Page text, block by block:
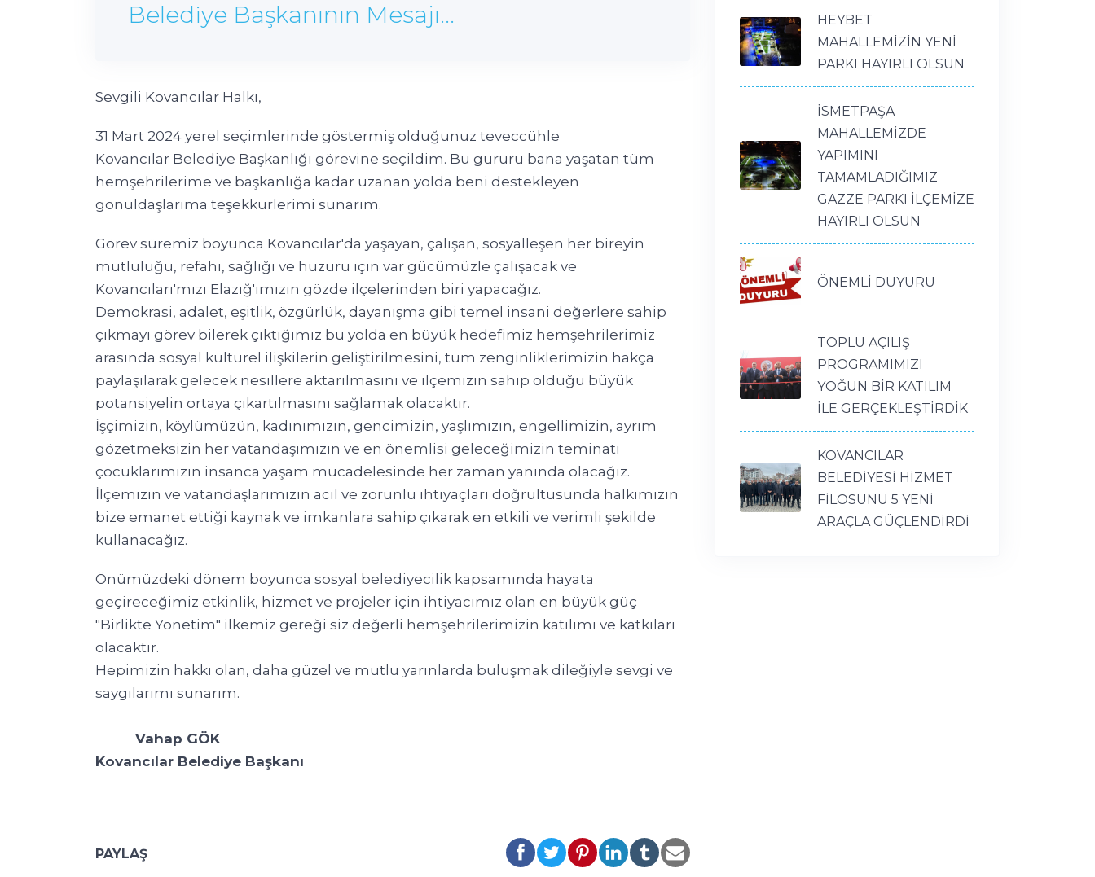
Belediye Başkanının Mesajı...
Sevgili Kovancılar Halkı,
31 Mart 2024 yerel seçimlerinde göstermiş olduğunuz teveccühle
Kovancılar Belediye Başkanlığı görevine seçildim. Bu gururu bana yaşatan tüm
hemşehrilerime ve başkanlığa kadar uzanan yolda beni destekleyen
gönüldaşlarıma teşekkürlerimi sunarım.
Görev süremiz boyunca Kovancılar'da yaşayan, çalışan, sosyalleşen her bireyin
mutluluğu, refahı, sağlığı ve huzuru için var gücümüzle çalışacak ve
Kovancıları'mızı Elazığ'ımızın gözde ilçelerinden biri yapacağız.
Demokrasi, adalet, eşitlik, özgürlük, dayanışma gibi temel insani değerlere sahip
çıkmayı görev bilerek çıktığımız bu yolda en büyük hedefimiz hemşehrilerimiz
arasında sosyal kültürel ilişkilerin geliştirilmesini, tüm zenginliklerimizin hakça
paylaşılarak gelecek nesillere aktarılmasını ve ilçemizin sahip olduğu büyük
potansiyelin ortaya çıkartılmasını sağlamak olacaktır.
İşçimizin, köylümüzün, kadınımızın, gencimizin, yaşlımızın, engellimizin, ayrım
gözetmeksizin her vatandaşımızın ve en önemlisi geleceğimizin teminatı
çocuklarımızın insanca yaşam mücadelesinde her zaman yanında olacağız.
İlçemizin ve vatandaşlarımızın acil ve zorunlu ihtiyaçları doğrultusunda halkımızın
bize emanet ettiği kaynak ve imkanlara sahip çıkarak en etkili ve verimli şekilde
kullanacağız.
Önümüzdeki dönem boyunca sosyal belediyecilik kapsamında hayata
geçireceğimiz etkinlik, hizmet ve projeler için ihtiyacımız olan en büyük güç
"Birlikte Yönetim" ilkemiz gereği siz değerli hemşehrilerimizin katılımı ve katkıları
olacaktır.
Hepimizin hakkı olan, daha güzel ve mutlu yarınlarda buluşmak dileğiyle sevgi ve
saygılarımı sunarım.
Vahap GÖK
Kovancılar Belediye Başkanı
PAYLAŞ
HEYBET
MAHALLEMİZİN YENİ
PARKI HAYIRLI OLSUN
İSMETPAŞA
MAHALLEMİZDE
YAPIMINI
TAMAMLADIĞIMIZ
GAZZE PARKI İLÇEMİZE
HAYIRLI OLSUN
ÖNEMLİ DUYURU
TOPLU AÇILIŞ
PROGRAMIMIZI
YOĞUN BİR KATILIM
İLE GERÇEKLEŞTİRDİK
KOVANCILAR
BELEDİYESİ HİZMET
FİLOSUNU 5 YENİ
ARAÇLA GÜÇLENDİRDİ